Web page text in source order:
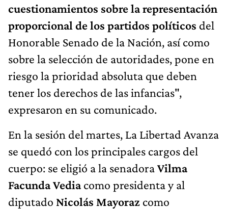
cuestionamientos sobre la representación
proporcional de los partidos políticos del
Honorable Senado de la Nación, así como
sobre la selección de autoridades, pone en
riesgo la prioridad absoluta que deben
tener los derechos de las infancias",
expresaron en su comunicado.
En la sesión del martes, La Libertad Avanza
se quedó con los principales cargos del
cuerpo: se eligió a la senadoraVilma
Facunda Vediacomo presidenta y al
diputado Nicolás Mayoraz como